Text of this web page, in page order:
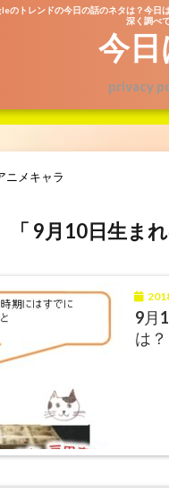
トレンドの今日の話のネタは？今日
深く調べ
今
privacy
ニメキャラ
「 9月10日生ま
9月
は？